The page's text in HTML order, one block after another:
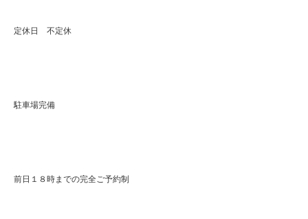
定休日 不定休
駐車場完備
前日１８時までの完全ご予約制